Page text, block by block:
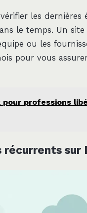
les dernières
le temps. Un site
ou les
pour vous
professions
sur